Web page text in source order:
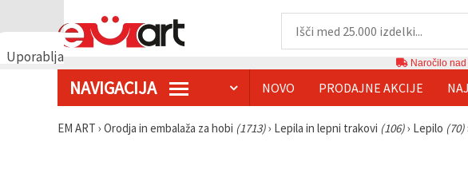
Uporabljamo
Uporabljamo
Naročilo nad
NAVIGACIJA NOVO PRODAJNE AKCIJE
EM ART › Orodja in embalaža za hobi (1713)› Lepila in lepni trakovi (106)› Lepilo (70)